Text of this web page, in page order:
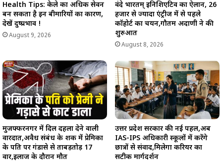
Health Tips: केले का अधिक सेवन
बन सकता है इन बीमारियों का कारण,
देखें दुष्प्रभाव !
August 9, 2026
वंदे भारतम् इनिशिएटिव का ऐलान, 26
हजार से ज्यादा एंट्रीज में से पहले
कॉहोर्ट का चयन,गौतम अदाणी ने की
शुरुआत
August 8, 2026
मुजफ्फरनगर में दिल दहला देने वाली
वारदात,अवैध संबंध के शक में प्रेमिका
के पति पर गंडासे से ताबड़तोड़ 17
वार,इलाज के दौरान मौत
उत्तर प्रदेश सरकार की नई पहल,अब
IAS-IPS अधिकारी स्कूलों में करेंगे
छात्रों से संवाद,मिलेगा करियर का
सटीक मार्गदर्शन